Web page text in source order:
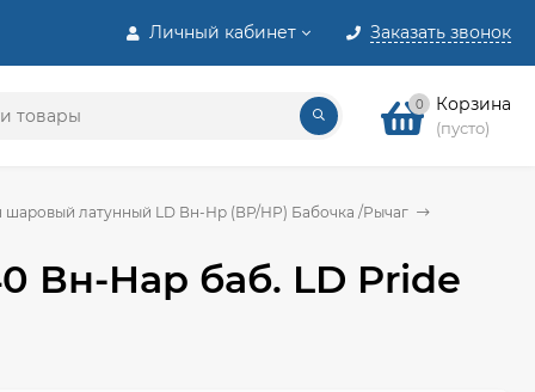
Личный кабинет Заказать звонок
0 Корзина
(пусто)
шаровый латунный LD Вн-Нр (ВР/НР) Бабочка /Рычаг
Вн-Нар баб. LD Pride